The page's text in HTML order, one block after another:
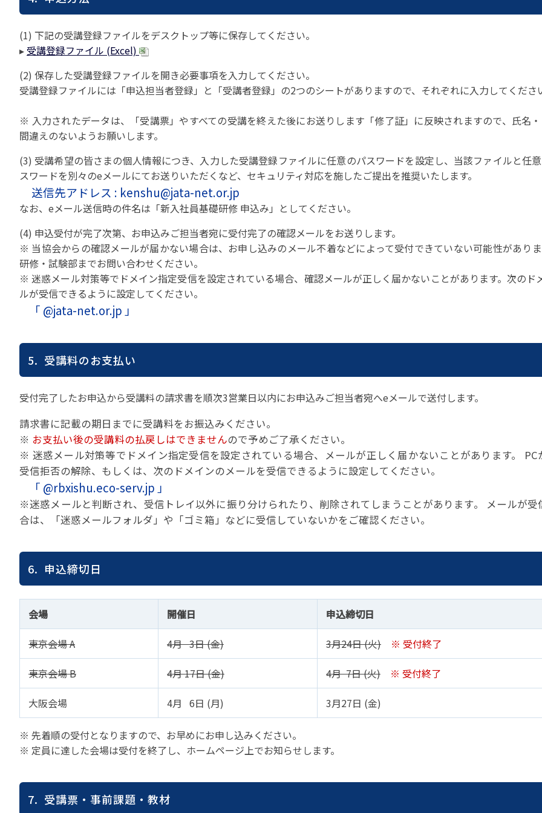
(1) 下記の受講登録ファイルをデスクトップ等に保存してください。
▸ 受講登録ファイル (Excel)
(2) 保存した受講登録ファイルを開き必要事項を入力してください。
受講登録ファイルには「申込担当者登録」と「受講者登録」の2つのシートがありますので、それぞれに入力してくださ
※ 入力されたデータは、「受講票」やすべての受講を終えた後にお送りします「修了証」に反映されますので、氏名
間違えのないようお願いします。
(3) 受講希望の皆さまの個人情報につき、入力した受講登録ファイルに任意のパスワードを設定し、当該ファイルと任
スワードを別々のeメールにてお送りいただくなど、セキュリティ対応を施したご提出を推奨いたします。
送信先アドレス : kenshu@jata-net.or.jp
なお、eメール送信時の件名は「新入社員基礎研修 申込み」としてください。
(4) 申込受付が完了次第、お申込みご担当者宛に受付完了の確認メールをお送りします。
※ 当協会からの確認メールが届かない場合は、お申し込みのメール不着などによって受付できていない可能性があり
研修・試験部までお問い合わせください。
※ 迷惑メール対策等でドメイン指定受信を設定されている場合、確認メールが正しく届かないことがあります。次のド
ルが受信できるように設定してください。
「 @jata-net.or.jp 」
5. 受講料のお支払い
受付完了したお申込から受講料の請求書を順次3営業日以内にお申込みご担当者宛へeメールで送付します。
請求書に記載の期日までに受講料をお振込みください。
※ お支払い後の受講料の払戻しはできませんので予めご了承ください。
※ 迷惑メール対策等でドメイン指定受信を設定されている場合、メールが正しく届かないことがあります。 PC
受信拒否の解除、もしくは、次のドメインのメールを受信できるように設定してください。
「 @rbxishu.eco-serv.jp 」
※迷惑メールと判断され、受信トレイ以外に振り分けられたり、削除されてしまうことがあります。 メールが受
合は、「迷惑メールフォルダ」や「ゴミ箱」などに受信していないかをご確認ください。
6. 申込締切日
会場 開催日 申込締切日
東京会場 A 4月 3日 (金) 3月24日 (火) ※ 受付終了
東京会場 B 4月 17日 (金) 4月 7日 (火) ※ 受付終了
大阪会場 4月 6日 (月) 3月27日 (金)
※ 先着順の受付となりますので、お早めにお申し込みください。
※ 定員に達した会場は受付を終了し、ホームページ上でお知らせします。
7. 受講票・事前課題・教材